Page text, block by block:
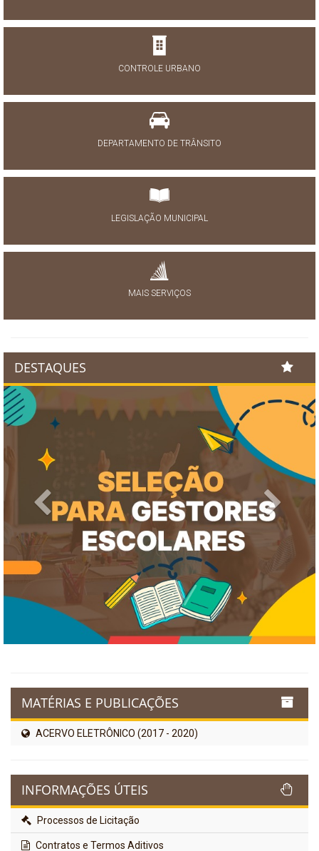
CONTROLE URBANO
DEPARTAMENTO DE TRÂNSITO
LEGISLAÇÃO MUNICIPAL
MAIS SERVIÇOS
DESTAQUES
Previous Next
MATÉRIAS E PUBLICAÇÕES
ACERVO ELETRÔNICO (2017 - 2020)
INFORMAÇÕES ÚTEIS
Processos de Licitação
Contratos e Termos Aditivos